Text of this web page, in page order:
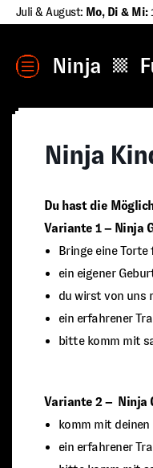
Zum
springen
Juli & August: Mo, Di & Mi:
MENÜ
Ninja
Ninja
Du hast die
Variante 1 – Ninja
Bringe eine
ein eigener
du wirst von uns
ein erfahrener
bitte komm mit
Variante 2 – Ninja
komm mit
ein erfahrener